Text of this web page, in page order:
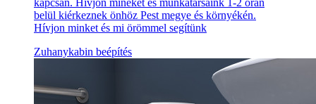
kapcsán. Hívjon mineket és munkatársaink 1-2 órán
belül kiérkeznek önhöz Pest megye és környékén.
Hívjon minket és mi örömmel segítünk
Zuhanykabin beépítés